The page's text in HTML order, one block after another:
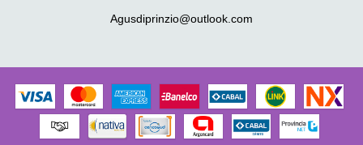
Agusdiprinzio@outlook.com